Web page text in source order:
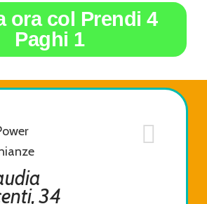
ora col Prendi 4
Paghi 1
34